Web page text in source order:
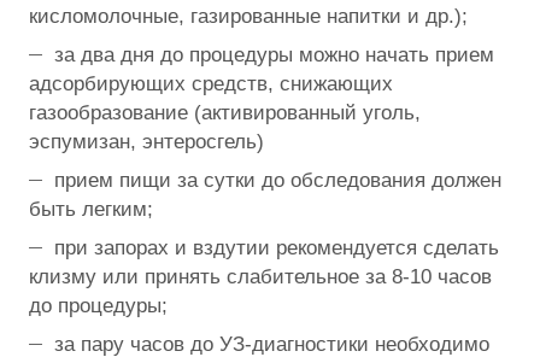
кисломолочные, газированные напитки и др.);
за два дня до процедуры можно начать прием
адсорбирующих средств, снижающих
газообразование (активированный уголь,
эспумизан, энтеросгель)
прием пищи за сутки до обследования должен
быть легким;
при запорах и вздутии рекомендуется сделать
клизму или принять слабительное за 8-10 часов
до процедуры;
за пару часов до УЗ-диагностики необходимо